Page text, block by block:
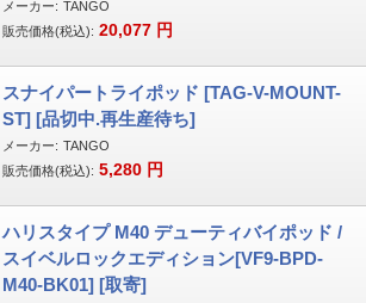
メーカー: TANGO
販売価格(税込): 20,077 円
スナイパートライポッド [TAG-V-MOUNT-
ST] [品切中.再生産待ち]
メーカー: TANGO
販売価格(税込): 5,280 円
ハリスタイプ M40 デューティバイポッド /
スイベルロックエディション[VF9-BPD-
M40-BK01] [取寄]